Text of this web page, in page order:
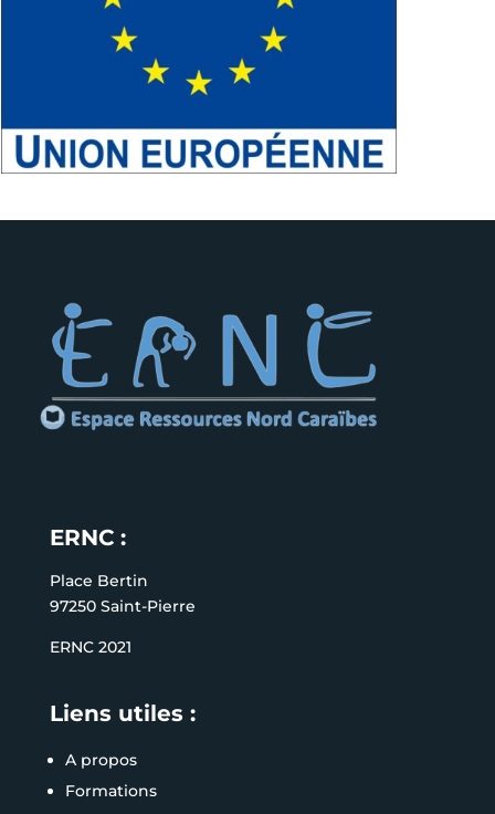
ERNC :
Place Bertin
97250 Saint-Pierre
ERNC 2021
Liens utiles :
A propos
Formations